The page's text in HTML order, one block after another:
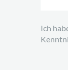
Ich